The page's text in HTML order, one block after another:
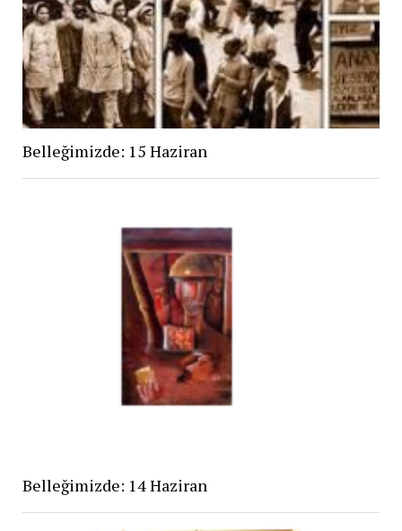
Belleğimizde: 15 Haziran
Belleğimizde: 14 Haziran